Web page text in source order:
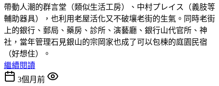
帶動人潮的群言堂（類似生活工房）、中村プレイス（義肢等
輔助器具），也利用老屋活化又不破壤老街的生氣。同時老街
上的銀行、郵局、藥房、診所、演藝廳、銀行山代官所、神
社，當年管理石見銀山的宗岡家也成了可以包楝的庭園民宿
（好想住）。
繼續閱讀
3個月前